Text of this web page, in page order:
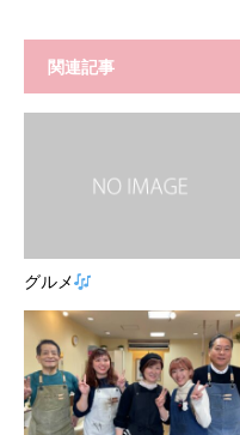
関連記事
グルメ